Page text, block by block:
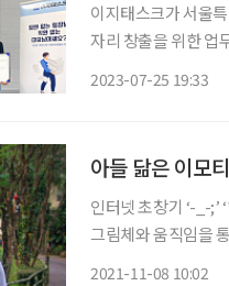
이지태스크가 서울
자리 창출을 위한 업무협약(MOU)을 체
2023-07-25 19:33
아들 닮은 이모
인터넷 초창기 ‘-_-
그림체와 움직임을
2021-11-08 10:02